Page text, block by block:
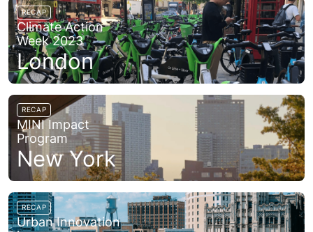
RECAP
Climate Action
Week 2023
London
RECAP
MINI Impact
Program
New York
RECAP
Urban Innovation